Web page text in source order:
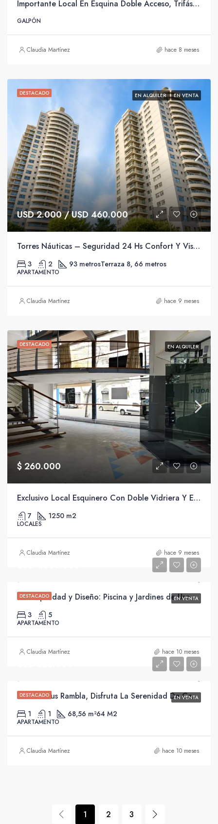
Importante Local En Esquina Doble Acceso, Trifásica Y Sin Columnas.
GALPÓN
Claudia Martínez hace 8 meses
DESTACADO EN ALQUILER EN VENTA
USD 2.000 / USD 460.000
Torres Náuticas – Seguridad 24 Hs Confort Y Vista Despejada Piso Alto.
3 2 93 metrosTerraza 8, 66 metros
APARTAMENTO
Claudia Martínez hace 9 meses
DESTACADO EN ALQUILER
$ 260.000
Exclusivo Local Esquinero Con Doble Vidriera Y Espacios Versátiles.
7 1250 m2
LOCALES
Claudia Martínez hace 9 meses
DESTACADO EN VENTA
“Tranquilidad y Diseño: Piscina y Jardines de Uso Exclusivo Rodeados de Verde”
3 5
APARTAMENTO
Claudia Martínez hace 10 meses
DESTACADO EN VENTA
En Dominus Rambla, Disfruta La Serenidad De Carrasco Con Su Entorno Natural Y Vistas Panorámicas.
1 1 68,56 m²64 M2
APARTAMENTO
Claudia Martínez hace 10 meses
1 2 3